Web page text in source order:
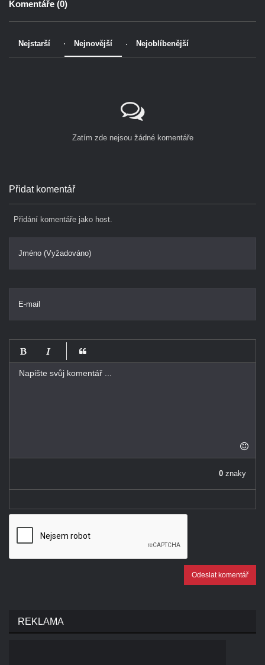
Komentáře (0)
Nejstarší Nejnovější Nejoblíbenější
Zatím zde nejsou žádné komentáře
Přidat komentář
Přidání komentáře jako host.
Jméno (Vyžadováno)
E-mail
-
-
0 znaky
Odeslat komentář
REKLAMA